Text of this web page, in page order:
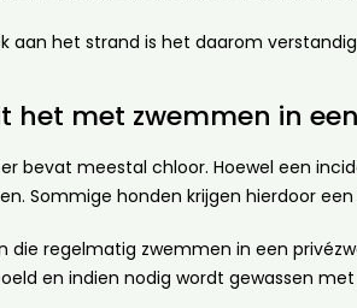
aan het strand is het daarom
het met zwemmen in
bevat meestal chloor. Hoewel een
Sommige honden krijgen hierdoor
die regelmatig zwemmen in een
en indien nodig wordt gewassen